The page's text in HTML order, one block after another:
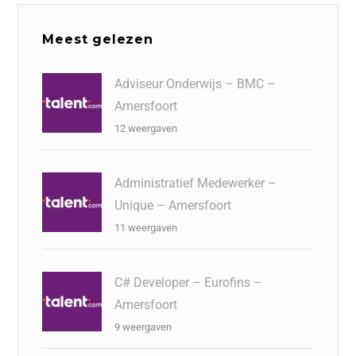
Meest gelezen
Adviseur Onderwijs – BMC –
Amersfoort
12 weergaven
Administratief Medewerker –
Unique – Amersfoort
11 weergaven
C# Developer – Eurofins –
Amersfoort
9 weergaven